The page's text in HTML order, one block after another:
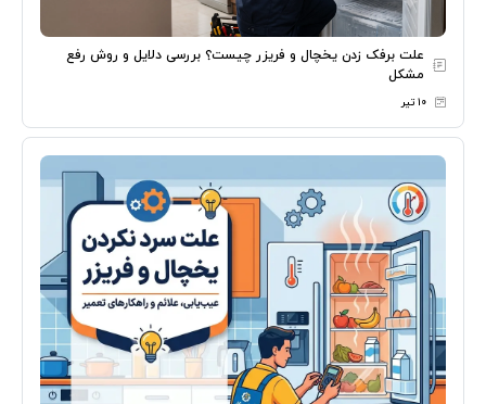
علت برفک زدن یخچال و فریزر چیست؟ بررسی دلایل و روش رفع
مشکل
۱۰ تیر